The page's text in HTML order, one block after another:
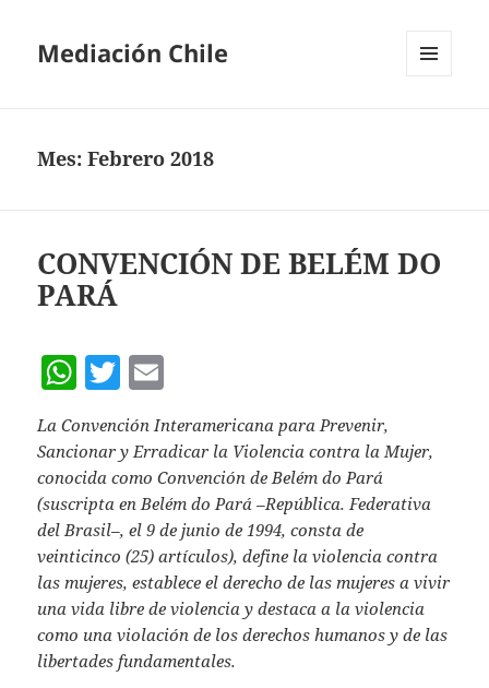
Mediación Chile
Mes:Febrero 2018
CONVENCIÓN DE BELÉM DO
PARÁ
W
at
s
A
p
p
T
w
itt
er
ai
l
La Convención Interamericana para Prevenir,
Sancionar y Erradicar la Violencia contra la Mujer,
conocida como Convención de Belém do Pará
(suscripta en Belém do Pará –República. Federativa
del Brasil–, el 9 de junio de 1994, consta de
veinticinco (25) artículos), define la violencia contra
las mujeres, establece el derecho de las mujeres a vivir
una vida libre de violencia y destaca a la violencia
como una violación de los derechos humanos y de las
libertades fundamentales.